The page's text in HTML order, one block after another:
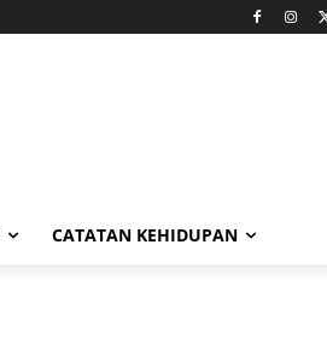
CATATAN KEHIDUPAN